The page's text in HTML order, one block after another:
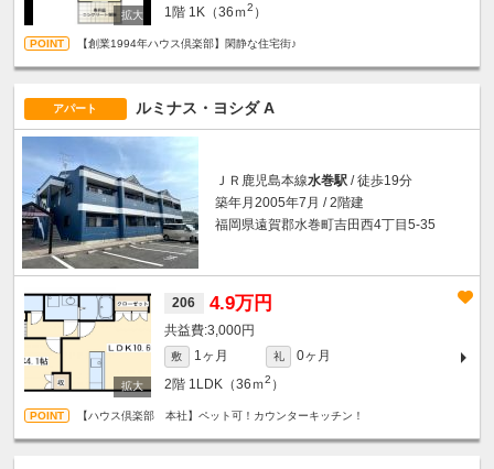
1階 1K（36ｍ2 ）
【創業1994年ハウス倶楽部】閑静な住宅街♪
アパート ルミナス・ヨシダ A
ＪＲ鹿児島本線水巻駅 / 徒歩19分
築年月2005年7月 / 2階建
福岡県遠賀郡水巻町吉田西4丁目5-35
206 4.9万円
3,000円
敷 1ヶ月 礼
0ヶ月
2階 1LDK（36ｍ2 ）
【ハウス倶楽部 本社】ペット可！カウンターキッチン！